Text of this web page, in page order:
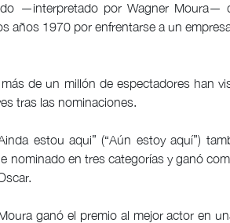
—interpretado por Wagner Moura—
años 1970 por enfrentarse a un
de un millón de espectadores han
tras las nominaciones.
estou aqui” (“Aún estoy aquí”)
nominado en tres categorías y ganó
ganó el premio al mejor actor en